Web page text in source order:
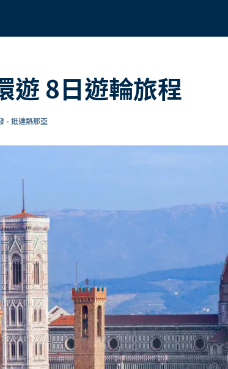
遊 8日遊輪旅程
- 抵達熱那亞